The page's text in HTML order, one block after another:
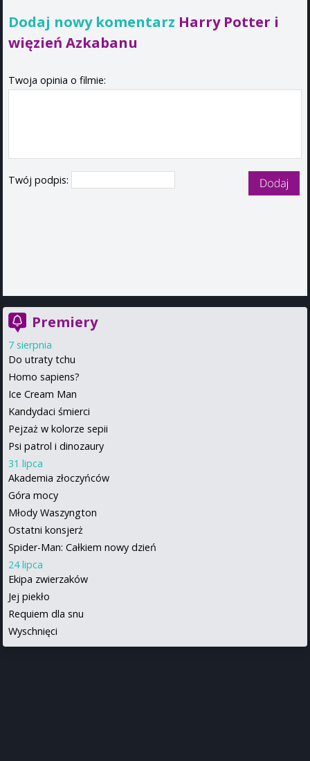
Dodaj nowy komentarz Harry Potter i
więzień Azkabanu
Twoja opinia o filmie:
Twój podpis:
Premiery
7 sierpnia
Do utraty tchu
Homo sapiens?
Ice Cream Man
Kandydaci śmierci
Pejzaż w kolorze sepii
Psi patrol i dinozaury
31 lipca
Akademia złoczyńców
Góra mocy
Młody Waszyngton
Ostatni konsjerż
Spider-Man: Całkiem nowy dzień
24 lipca
Ekipa zwierzaków
Jej piekło
Requiem dla snu
Wyschnięci